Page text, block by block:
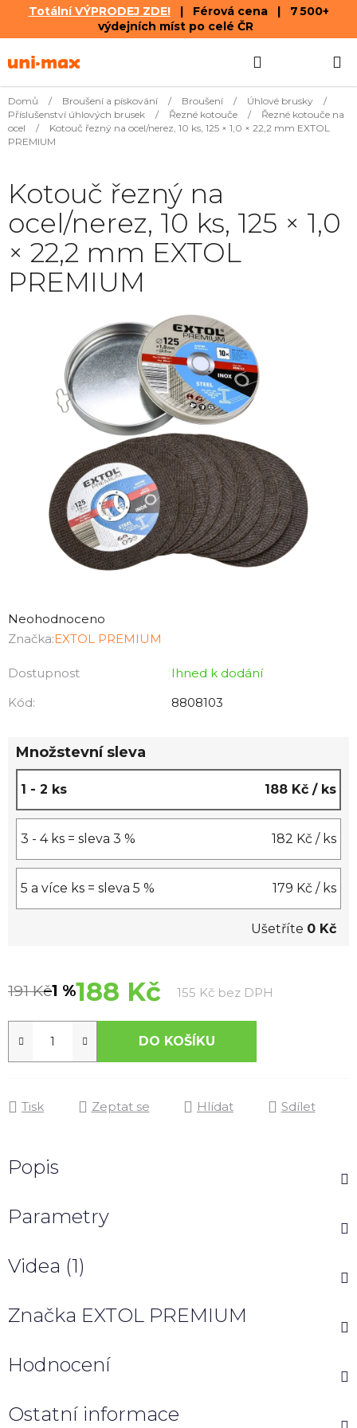
Totální VÝPRODEJ ZDE!| Férová cena | 7 500+
výdejních míst po celé ČR
na
KOŠÍK
Domů / Broušení a pískování / Broušení / Úhlové brusky
/
Příslušenství úhlových brusek
/ Řezné kotouče /
Řezné kotouče na
ocel
/
Kotouč řezný na ocel/nerez, 10 ks, 125 × 1,0 × 22,2 mm EXTOL
PREMIUM
hodnocení
produktu
0,0
z
Neohodnoceno
Značka:EXTOL PREMIUM
Dostupnost
Ihned k dodání
Kód:
8808103
Množstevní sleva
1 - 2 ks 188 Kč / ks
3 - 4 ks = sleva 3 % 182 Kč / ks
5 a více ks = sleva 5 % 179 Kč / ks
Ušetříte 0 Kč
191 Kč–1 %188 Kč 155 Kč bez DPH
DO KOŠÍKU
Tisk Zeptat se Hlídat Sdílet
Kotouč řezný na
ocel/nerez, 10 ks, 125 × 1,0
× 22,2 mm EXTOL
PREMIUM
Popis
Parametry
Videa (1)
Značka EXTOL PREMIUM
Hodnocení
Ostatní informace